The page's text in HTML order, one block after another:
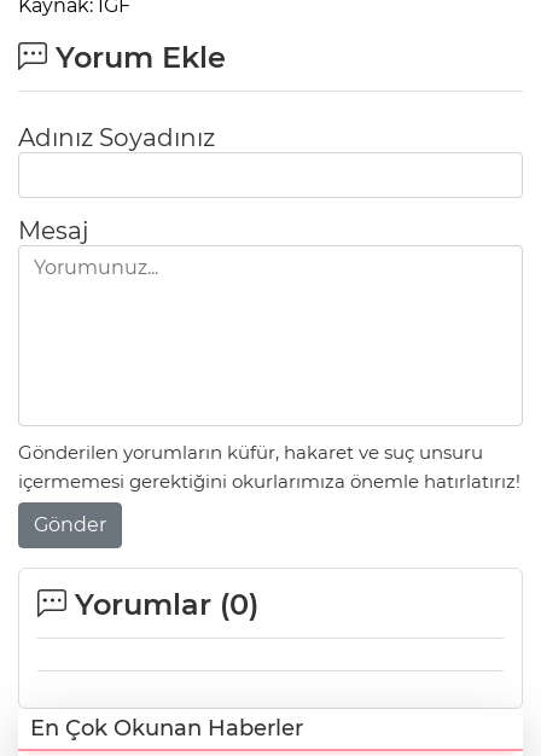
Kaynak: IGF
Yorum Ekle
Adınız Soyadınız
Mesaj
Gönderilen yorumların küfür, hakaret ve suç unsuru
içermemesi gerektiğini okurlarımıza önemle hatırlatırız!
Gönder
Yorumlar (0)
En Çok Okunan Haberler